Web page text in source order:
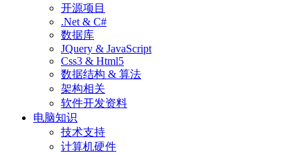
开源项目
.Net & C#
数据库
JQuery & JavaScript
Css3 & Html5
数据结构 & 算法
架构相关
软件开发资料
电脑知识
技术支持
计算机硬件